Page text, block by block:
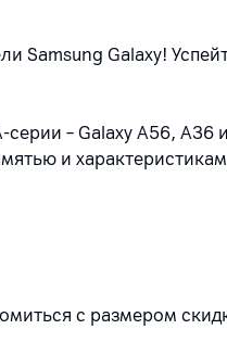
Samsung Galaxy!
серии – Galaxy A56, A36
и
с размером